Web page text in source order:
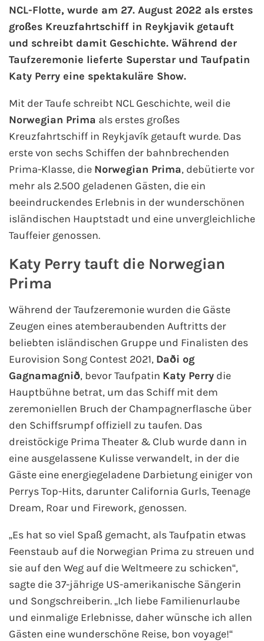
AIDA Kanaren & Madeira
AIDA Nordeuropa
AIDA Westeuropa
AIDA Ostsee
AIDA Orient
AIDA Adria
AIDA Nordamerika
AIDA Südostasien
Alle AIDA Häfen
Mein Schiff Reiseziele
Mein Schiff Karibik
Mein Schiff Kanaren
Mein Schiff Norwegen
Mein Schiff Mittelmeer
Mein Schiff Westeuropa
Mein Schiff Orient
Mein Schiff Nordamerika
Mein Schiff Transreisen
Mein Schiff Ostsee
NCL-Flotte, wurde am 27. August 2022 als erstes
großes Kreuzfahrtschiff in Reykjavik getauft
und schreibt damit Geschichte. Während der
Taufzeremonie lieferte Superstar und Taufpatin
Katy Perry eine spektakuläre Show.
Mit der Taufe schreibt NCL Geschichte, weil die
Norwegian Prima als erstes großes
Kreuzfahrtschiff in Reykjavík getauft wurde. Das
erste von sechs Schiffen der bahnbrechenden
Prima-Klasse, die Norwegian Prima, debütierte vor
mehr als 2.500 geladenen Gästen, die ein
beeindruckendes Erlebnis in der wunderschönen
isländischen Hauptstadt und eine unvergleichliche
Tauffeier genossen.
Katy Perry tauft die Norwegian
Prima
Während der Taufzeremonie wurden die Gäste
Zeugen eines atemberaubenden Auftritts der
beliebten isländischen Gruppe und Finalisten des
Eurovision Song Contest 2021, Daði og
Gagnamagnið, bevor Taufpatin Katy Perry die
Hauptbühne betrat, um das Schiff mit dem
zeremoniellen Bruch der Champagnerflasche über
den Schiffsrumpf offiziell zu taufen. Das
dreistöckige Prima Theater & Club wurde dann in
eine ausgelassene Kulisse verwandelt, in der die
Gäste eine energiegeladene Darbietung einiger von
Perrys Top-Hits, darunter California Gurls, Teenage
Dream, Roar und Firework, genossen.
„Es hat so viel Spaß gemacht, als Taufpatin etwas
Feenstaub auf die Norwegian Prima zu streuen und
sie auf den Weg auf die Weltmeere zu schicken“,
sagte die 37-jährige US-amerikanische Sängerin
und Songschreiberin. „Ich liebe Familienurlaube
und einmalige Erlebnisse, daher wünsche ich allen
Gästen eine wunderschöne Reise, bon voyage!“